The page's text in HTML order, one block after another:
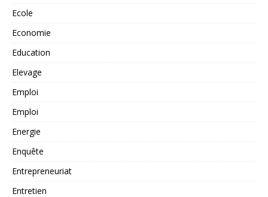
Ecole
Economie
Education
Elevage
Emploi
Emploi
Energie
Enquête
Entrepreneuriat
Entretien